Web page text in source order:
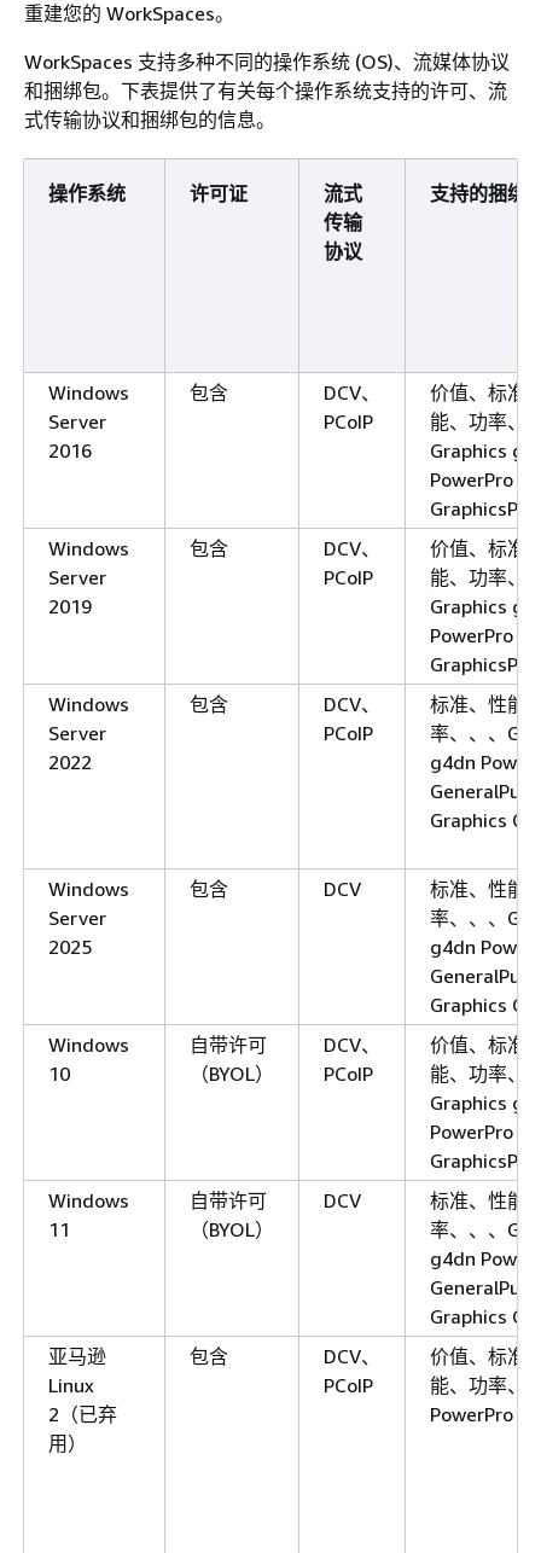
重建您的 WorkSpaces。
WorkSpaces 支持多种不同的操作系统 (OS)、流媒体协议
和捆绑包。下表提供了有关每个操作系统支持的许可、流
式传输协议和捆绑包的信息。
操作系统 许可证
流式
传输
协议
支持的捆绑
Windows
Server
2016
包含
DCV、
PCoIP
价值、标准
能、功率、
Graphics
PowerPro
GraphicsPro
Windows
Server
2019
包含
DCV、
PCoIP
价值、标准
能、功率、
Graphics
PowerPro
GraphicsPro
Windows
Server
2022
包含
DCV、
PCoIP
标准、性能
率、、、
g4dn
Graphics G6
Windows
Server
2025
包含 DCV
标准、性能
率、、、
g4dn
Graphics G6
Windows
10
自带许可
（BYOL）
DCV、
PCoIP
价值、标准
能、功率、
Graphics
PowerPro
GraphicsPro
Windows
11
自带许可
（BYOL）
DCV
标准、性能
率、、、
g4dn
Graphics G6
亚马逊
Linux
2（已弃
用）
包含
DCV、
PCoIP
价值、标准
能、功率、
PowerPro